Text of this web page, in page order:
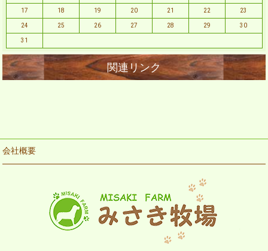
17 18 19 20 21 22 23
24 25 26 27 28 29 30
31
会社概要